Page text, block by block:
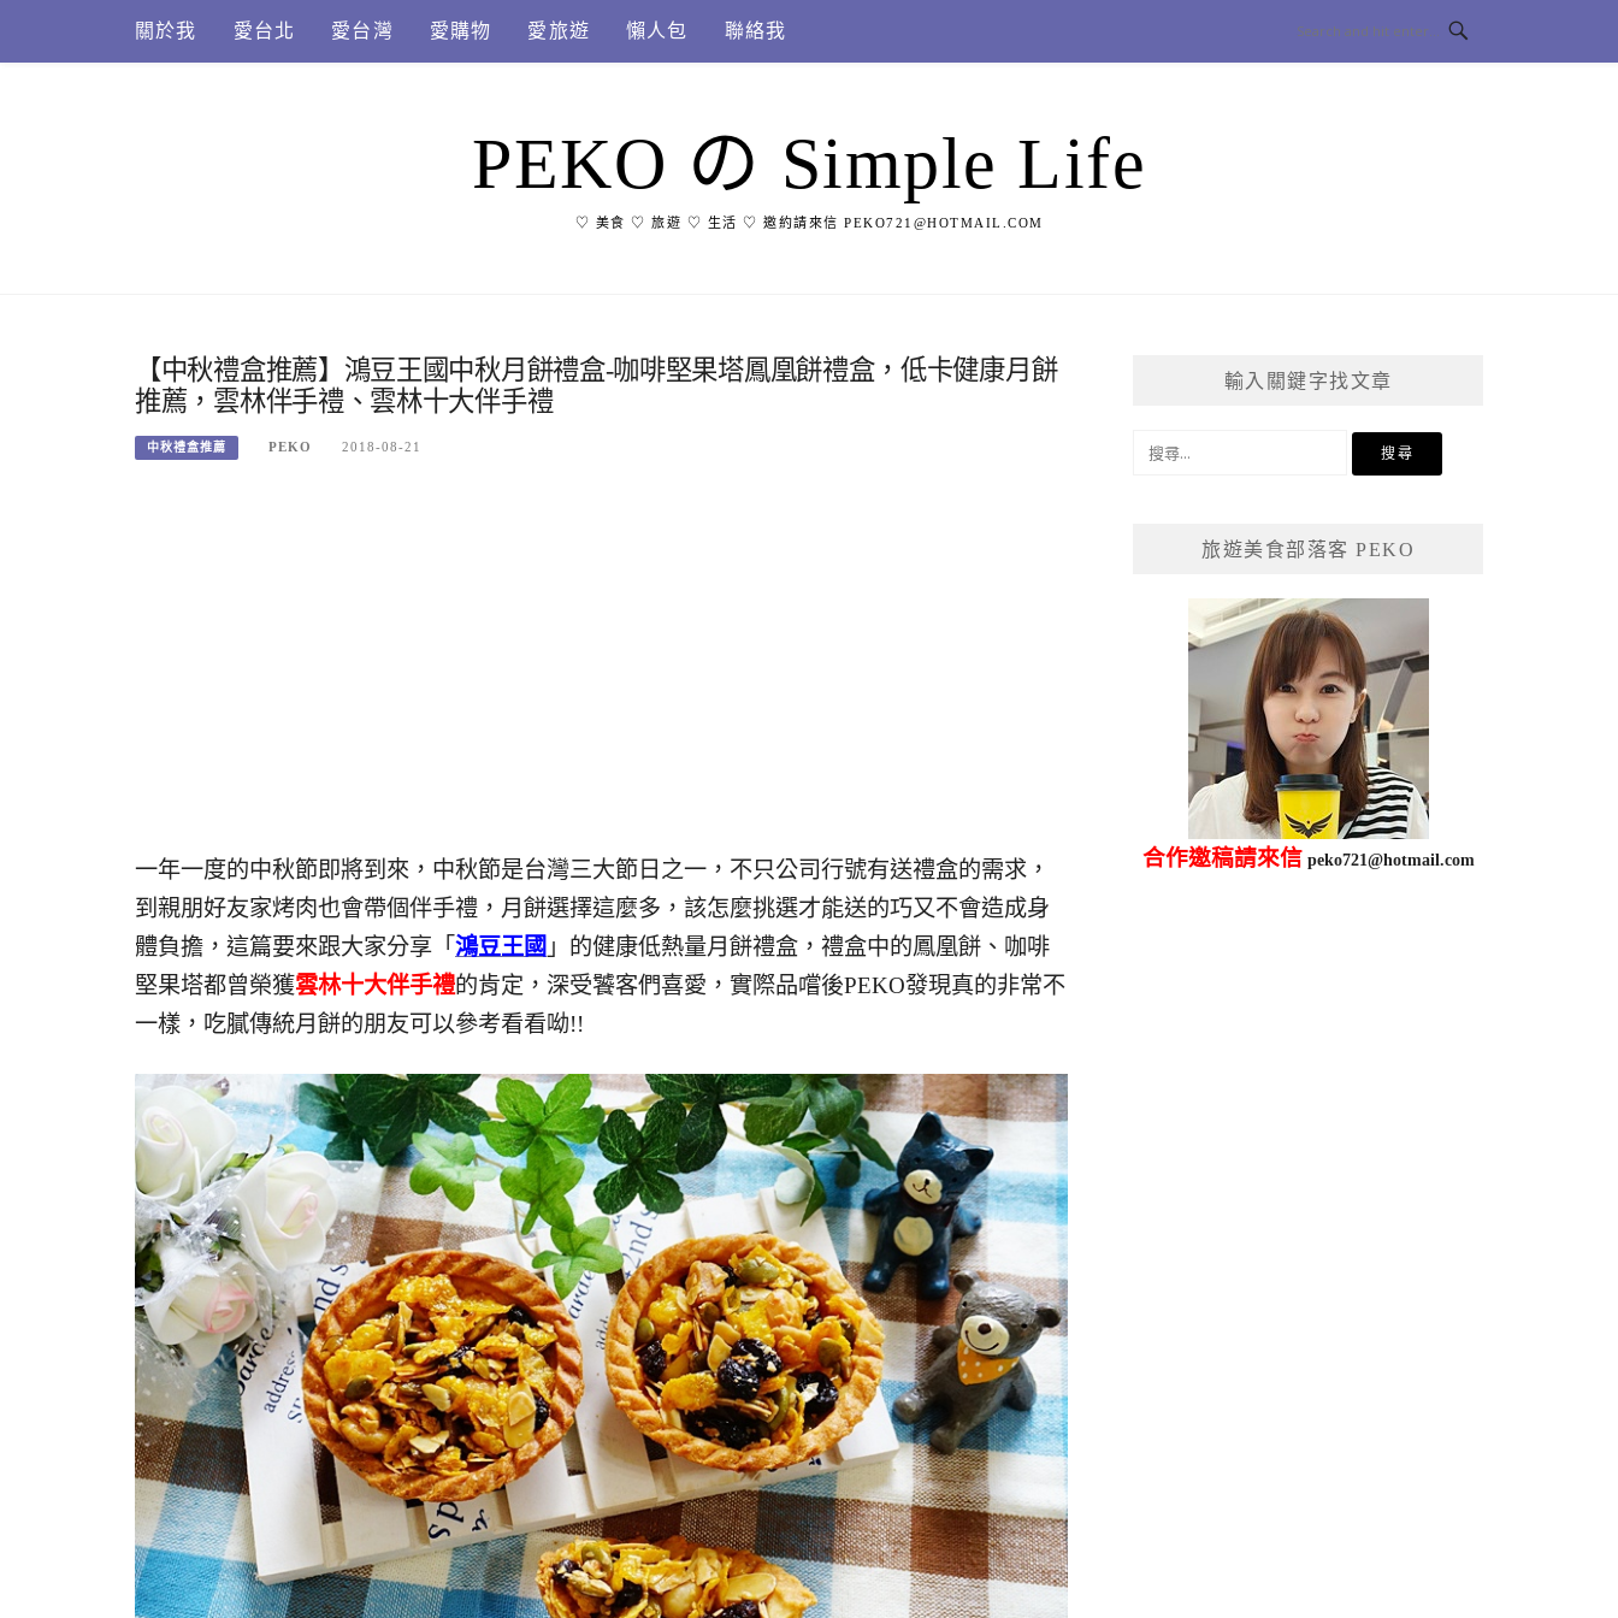
content
關於我 愛台北 愛台灣 愛購物 愛旅遊 懶人包 聯絡我
PEKO の Simple Life
♡ 美食 ♡ 旅遊 ♡ 生活 ♡ 邀約請來信 PEKO721@HOTMAIL.COM
【中秋禮盒推薦】鴻豆王國中秋月餅禮盒-咖啡堅果塔鳳凰餅禮盒，低卡健康月餅
推薦，雲林伴手禮、雲林十大伴手禮
中秋禮盒推薦 PEKO 2018-08-21
一年一度的中秋節即將到來，中秋節是台灣三大節日之一，不只公司行號有送禮盒的需求，
到親朋好友家烤肉也會帶個伴手禮，月餅選擇這麼多，該怎麼挑選才能送的巧又不會造成身
體負擔，這篇要來跟大家分享「 鴻豆王國 」的健康低熱量月餅禮盒，禮盒中的鳳凰餅、咖啡
堅果塔都曾榮獲雲林十大伴手禮的肯定，深受饕客們喜愛，實際品嚐後PEKO發現真的非常不
一樣，吃膩傳統月餅的朋友可以參考看看呦!!
輸入關鍵字找文章
旅遊美食部落客 PEKO
合作邀稿請來信 peko721@hotmail.com